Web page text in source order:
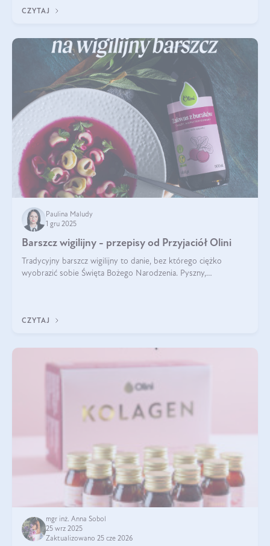
CZYTAJ
Paulina Maludy
1 gru 2025
Barszcz wigilijny - przepisy od Przyjaciół Olini
Tradycyjny barszcz wigilijny to danie, bez którego ciężko
wyobrazić sobie Święta Bożego Narodzenia. Pyszny,
CZYTAJ
mgr inż. Anna Sobol
25 wrz 2025
Zaktualizowano 25 cze 2026